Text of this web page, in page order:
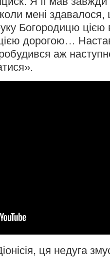
мені
Богородицю цією
дорогою…
аж
ця недуга